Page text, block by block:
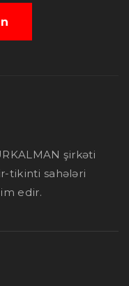
şirkəti
tikinti sahələri
edir.